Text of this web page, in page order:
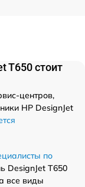
T650 стоит
центров,
HP DesignJet
по
DesignJet T650
все виды